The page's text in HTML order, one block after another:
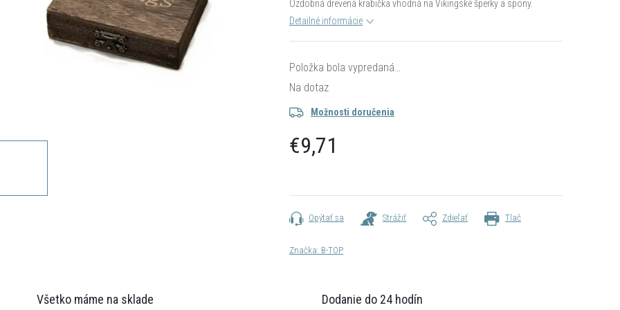
Ozdobná drevená krabička vhodná na Vikingské šperky a spony.
Detailné informácie
Položka bola vypredaná…
Na dotaz
Možnosti doručenia
€9,71
Tlač
Opýtať sa Strážiť Zdieľať
Značka: B-TOP
Všetko máme na sklade Dodanie do 24 hodín